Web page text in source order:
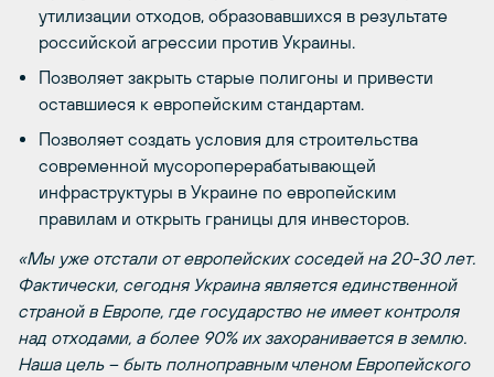
утилизации отходов, образовавшихся в результате
российской агрессии против Украины.
Позволяет закрыть старые полигоны и привести
оставшиеся к европейским стандартам.
Позволяет создать условия для строительства
современной мусороперерабатывающей
инфраструктуры в Украине по европейским
правилам и открыть границы для инвесторов.
«Мы уже отстали от европейских соседей на 20-30 лет.
Фактически, сегодня Украина является единственной
страной в Европе, где государство не имеет контроля
над отходами, а более 90% их захоранивается в землю.
Наша цель – быть полноправным членом Европейского